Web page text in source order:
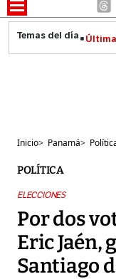
Inicio> Panamá>
POLÍTICA
ELECCIONES
Por dos
Eric Jaén,
Santiago